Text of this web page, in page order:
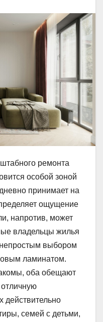
ремонта
особой зоной
принимает на
ощущение
напротив, может
владельцы жилья
выбором
ламинатом.
оба обещают
отличную
действительно
семей с детьми,